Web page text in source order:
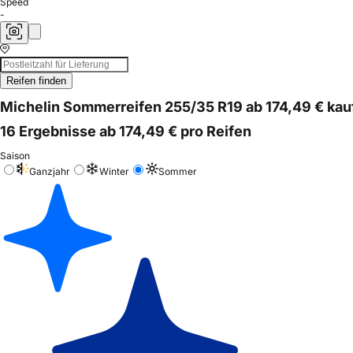
-
Reifen finden
Michelin Sommerreifen 255/35 R19 ab 174,49 €
16 Ergebnisse ab 174,49 € pro Reifen
Saison
Ganzjahr
Winter Sommer